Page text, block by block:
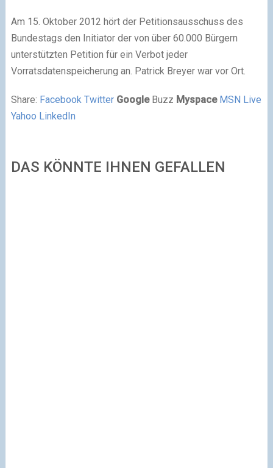
Am 15. Oktober 2012 hört der Petitionsausschuss des
Bundestags den Initiator der von über 60.000 Bürgern
unterstützten Petition für ein Verbot jeder
Vorratsdatenspeicherung an. Patrick Breyer war vor Ort.
Share: Facebook Twitter GoogleBuzz Myspace MSN Live
Yahoo LinkedIn
DAS KÖNNTE IHNEN GEFALLEN